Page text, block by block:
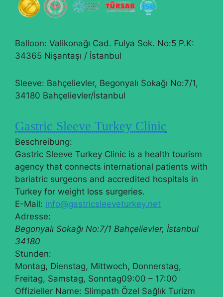
Balloon: Valikonağı Cad. Fulya Sok. No:5 P.K:
34365 Nişantaşı / İstanbul
Sleeve: Bahçelievler, Begonyalı Sokağı No:7/1,
34180 Bahçelievler/İstanbul
Gastric Sleeve Turkey Clinic
Beschreibung:
Gastric Sleeve Turkey Clinic is a health tourism
agency that connects international patients with
bariatric surgeons and accredited hospitals in
Turkey for weight loss surgeries.
E-Mail: info@gastricsleeveturkey.net
Adresse:
Begonyalı Sokağı No:7/1 Bahçelievler, İstanbul
34180
Stunden:
Montag, Dienstag, Mittwoch, Donnerstag,
Freitag, Samstag, Sonntag09:00 – 17:00
Offizieller Name: Slimpath Özel Sağlık Turizm